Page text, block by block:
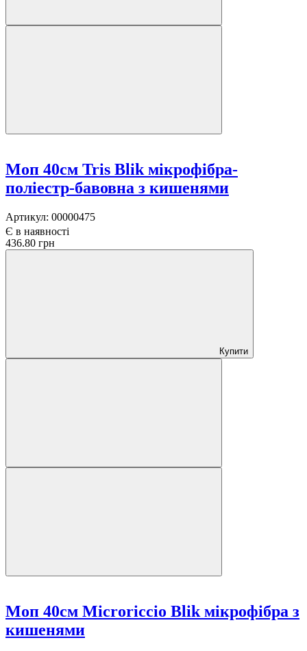
Моп 40см Tris Blik мікрофібра-
поліестр-бавовна з кишенями
Артикул: 00000475
Є в наявності
436.80 грн
Купити
Моп 40см Microriccio Blik мікрофібра з
кишенями